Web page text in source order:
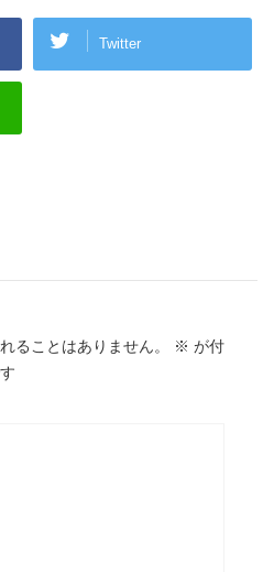
Twitter
ることはありません。 ※ が付